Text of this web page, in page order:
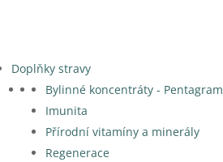
Doplňky stravy
Bylinné koncentráty - Pentagram
Imunita
Přírodní vitamíny a minerály
Regenerace